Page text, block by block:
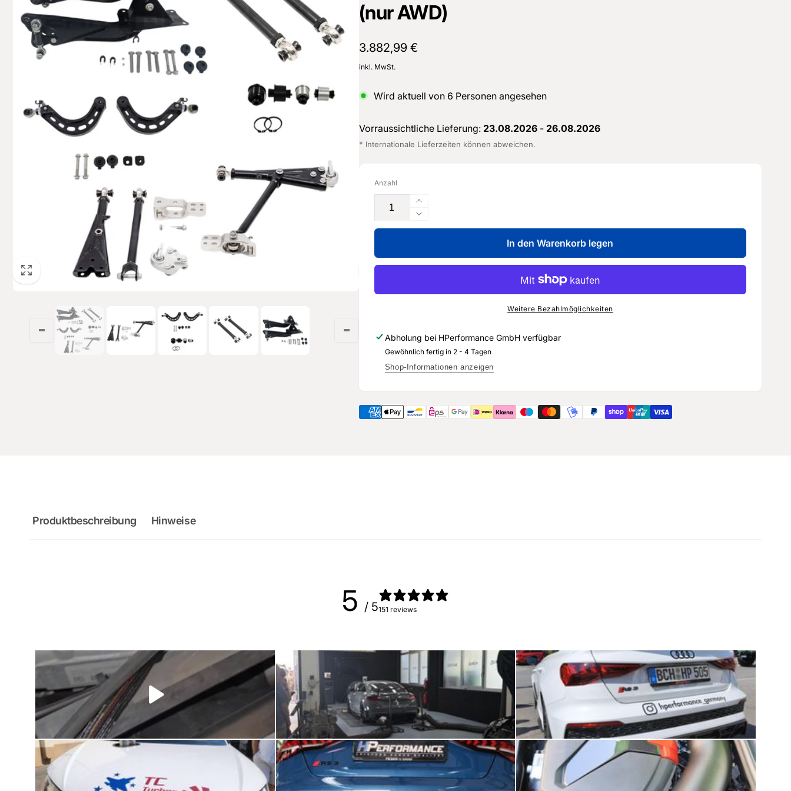
(nur AWD)
Normaler
Preis
3.882,99 €
inkl. MwSt.
Wird aktuell von 6 Personen angesehen
Vorraussichtliche Lieferung: 23.08.2026- 26.08.2026
* Internationale Lieferzeiten können abweichen.
Anzahl
Erhöhe
die
Menge
Kompletter
Querlenkersatz
PQ35
Verringere
die
für
Kompletter
für
AWD)
In den Warenkorb legen
Weitere Bezahlmöglichkeiten
Abholung bei HPerformance GmbHverfügbar
Gewöhnlich fertig in 2 - 4 Tagen
Shop-Informationen anzeigen
Produktbeschreibung Hinweise
5 / 5151 reviews